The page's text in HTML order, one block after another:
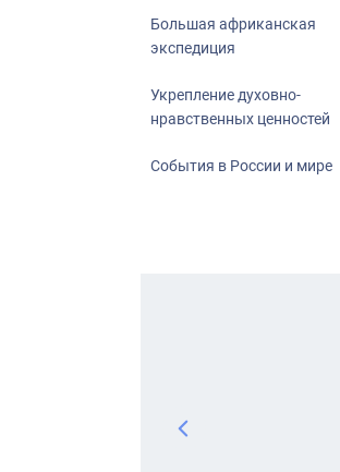
Большая африканская
экспедиция
Укрепление духовно-
нравственных ценностей
События в России и мире